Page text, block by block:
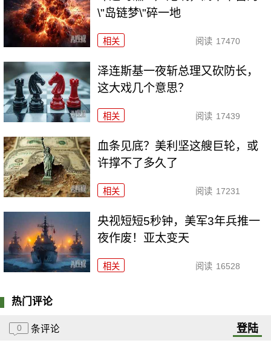
\"岛链梦\"碎一地
相关 阅读 17470
泽连斯基一夜斩总理又砍防长，
这大戏几个意思？
相关 阅读 17439
血条见底？美利坚这艘巨轮，或
许撑不了多久了
相关 阅读 17231
央视短短5秒钟，美军3年兵推一
夜作废！亚太变天
相关 阅读 16528
热门评论
0 条评论 登陆